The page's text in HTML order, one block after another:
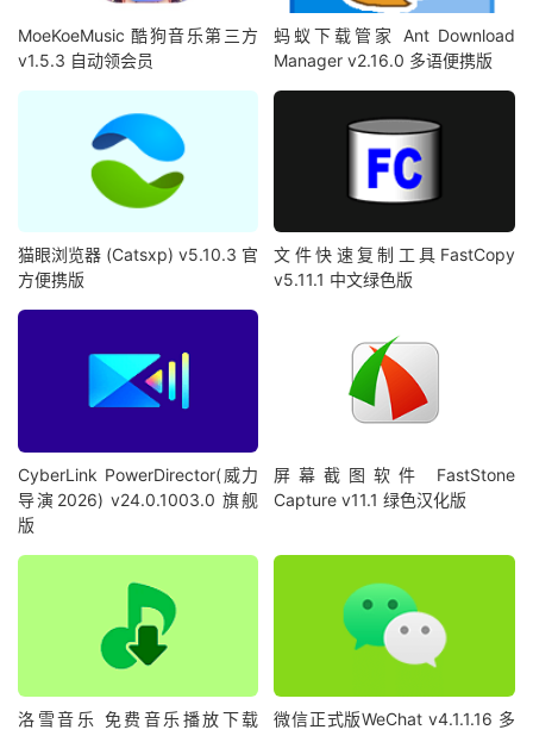
MoeKoeMusic 酷狗音乐第三方
v1.5.3 自动领会员
蚂蚁下载管家 Ant Download
Manager v2.16.0 多语便携版
猫眼浏览器 (Catsxp) v5.10.3 官
方便携版
文件快速复制工具FastCopy
v5.11.1 中文绿色版
CyberLink PowerDirector(威力
导演2026) v24.0.1003.0 旗舰
版
屏幕截图软件 FastStone
Capture v11.1 绿色汉化版
洛雪音乐 免费音乐播放下载
微信正式版WeChat v4.1.1.16 多